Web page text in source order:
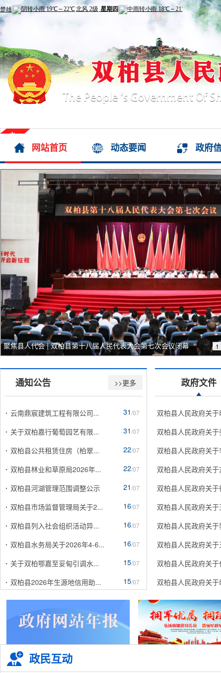
网站首页 动态要闻 政府
数读云南丨一组动图看云
聚焦县人代会 | 双柏县第十八届人民代表大会第七次会议闭幕 1
通知公告 >>更多
31/07
云南鼎宸建筑工程有限公司...
31/07
关于双柏嘉行葡萄园艺有限...
22/07
双柏县公共租赁住房（柏翠...
22/07
双柏县林业和草原局2026年...
21/07
双柏县河湖管理范围调整公示
16/07
双柏县市场监督管理局关于2...
16/07
双柏县列入社会组织活动异...
16/07
双柏县水务局关于2026年4-6...
15/07
关于双柏鄂嘉至妥甸引调水...
15/07
双柏县2026年生源地信用助...
政府文件
双柏县人民政府关
双柏县人民政府关
双柏县人民政府关
双柏县人民政府关
双柏县人民政府关
双柏县人民政府关
双柏县人民政府关
双柏县人民政府关
双柏县人民政府关
双柏县人民政府关
政民互动